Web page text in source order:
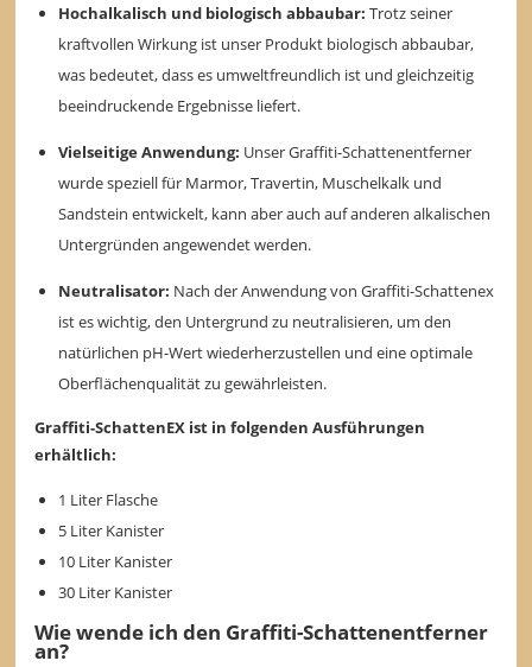
Hochalkalisch und biologisch abbaubar: Trotz seiner
kraftvollen Wirkung ist unser Produkt biologisch abbaubar,
was bedeutet, dass es umweltfreundlich ist und gleichzeitig
beeindruckende Ergebnisse liefert.
Vielseitige Anwendung: Unser Graffiti-Schattenentferner
wurde speziell für Marmor, Travertin, Muschelkalk und
Sandstein entwickelt, kann aber auch auf anderen alkalischen
Untergründen angewendet werden.
Neutralisator: Nach der Anwendung von Graffiti-Schattenex
ist es wichtig, den Untergrund zu neutralisieren, um den
natürlichen pH-Wert wiederherzustellen und eine optimale
Oberflächenqualität zu gewährleisten.
Graffiti-SchattenEX ist in folgenden Ausführungen
erhältlich:
1 Liter Flasche
5 Liter Kanister
10 Liter Kanister
30 Liter Kanister
Wie wende ich den Graffiti-Schattenentferner
an?